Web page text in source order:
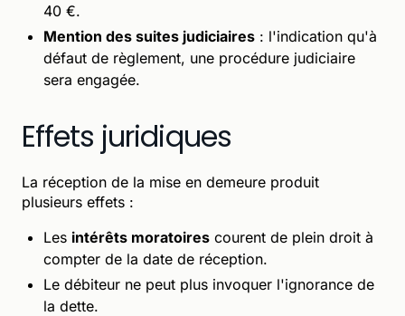
40 €.
Mention des suites judiciaires : l'indication qu'à
défaut de règlement, une procédure judiciaire
sera engagée.
Effets juridiques
La réception de la mise en demeure produit
plusieurs effets :
Les intérêts moratoires courent de plein droit à
compter de la date de réception.
Le débiteur ne peut plus invoquer l'ignorance de
la dette.